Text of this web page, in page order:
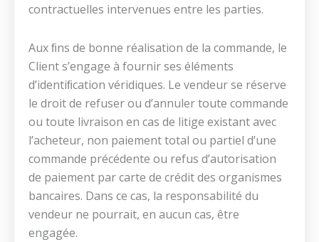
contractuelles intervenues entre les parties.
Aux ﬁns de bonne réalisation de la commande, le
Client s’engage à fournir ses éléments
d’identiﬁcation véridiques. Le vendeur se réserve
le droit de refuser ou d’annuler toute commande
ou toute livraison en cas de litige existant avec
l’acheteur, non paiement total ou partiel d’une
commande précédente ou refus d’autorisation
de paiement par carte de crédit des organismes
bancaires. Dans ce cas, la responsabilité du
vendeur ne pourrait, en aucun cas, être
engagée.